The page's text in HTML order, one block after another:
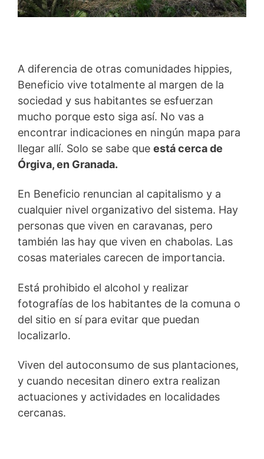
A diferencia de otras comunidades hippies,
Beneficio vive totalmente al margen de la
sociedad y sus habitantes se esfuerzan
mucho porque esto siga así. No vas a
encontrar indicaciones en ningún mapa para
llegar allí. Solo se sabe que está cerca de
Órgiva, en Granada.
En Beneficio renuncian al capitalismo y a
cualquier nivel organizativo del sistema. Hay
personas que viven en caravanas, pero
también las hay que viven en chabolas. Las
cosas materiales carecen de importancia.
Está prohibido el alcohol y realizar
fotografías de los habitantes de la comuna o
del sitio en sí para evitar que puedan
localizarlo.
Viven del autoconsumo de sus plantaciones,
y cuando necesitan dinero extra realizan
actuaciones y actividades en localidades
cercanas.